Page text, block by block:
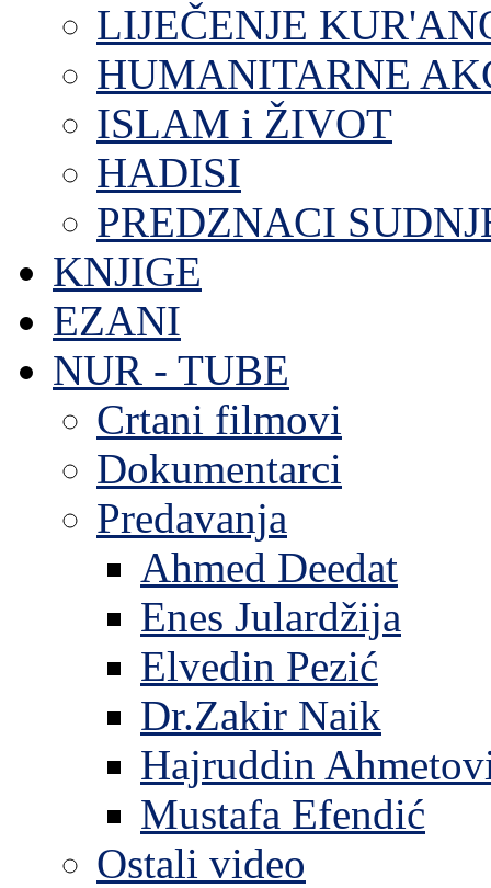
LIJEČENJE
HUMANITARNE
ISLAM i ŽIVOT
HADISI
PREDZNACI
KNJIGE
EZANI
NUR - TUBE
Crtani filmovi
Dokumentarci
Predavanja
Ahmed Deedat
Enes Julardžija
Elvedin Pezić
Dr.Zakir Naik
Hajruddin
Mustafa Efendić
Ostali video